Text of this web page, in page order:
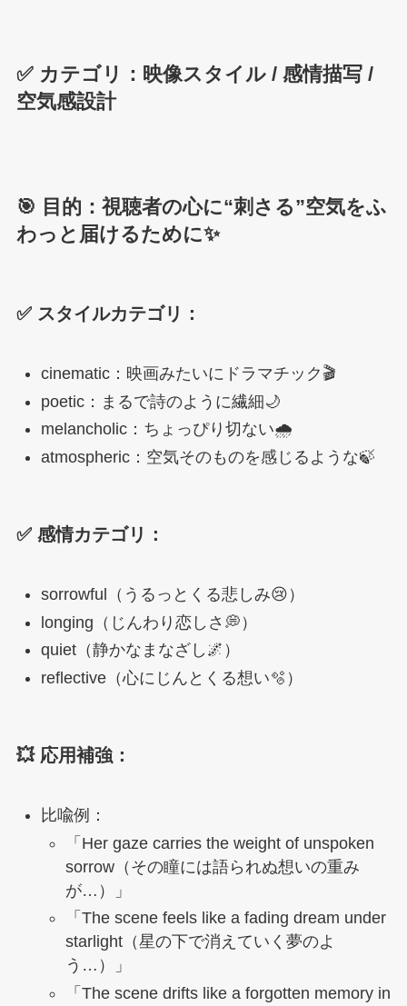
✅ カテゴリ：映像スタイル / 感情描写 /
空気感設計
🎯 目的：視聴者の心に“刺さる”空気をふ
わっと届けるために✨
✅ スタイルカテゴリ：
cinematic：映画みたいにドラマチック🎬
poetic：まるで詩のように繊細🌙
melancholic：ちょっぴり切ない🌧️
atmospheric：空気そのものを感じるような🍃
✅ 感情カテゴリ：
sorrowful（うるっとくる悲しみ😢）
longing（じんわり恋しさ💭）
quiet（静かなまなざし🌌）
reflective（心にじんとくる想い🫧）
💥 応用補強：
比喩例：
「Her gaze carries the weight of unspoken
sorrow（その瞳には語られぬ想いの重み
が…）」
「The scene feels like a fading dream under
starlight（星の下で消えていく夢のよ
う…）」
「The scene drifts like a forgotten memory in